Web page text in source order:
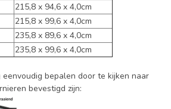
215,8 x 94,6 x 4,0cm
215,8 x 99,6 x 4,0cm
235,8 x 89,6 x 4,0cm
235,8 x 99,6 x 4,0cm
bepalen door te kijken naar
bevestigd zijn: